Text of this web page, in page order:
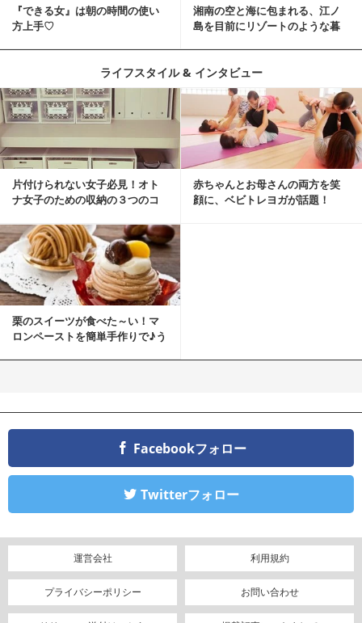
『できる女』は朝の時間の使い
方上手♡
湘南の空と海に包まれる、江ノ
島を目前にリゾートのような暮
ライフスタイル & インタビュー
片付けられない女子必見！オト
ナ女子のための収納の３つのコ
赤ちゃんとお母さんの両方を笑
顔に、ベビトレヨガが話題！
栗のスイーツが食べた～い！マ
ロンペーストを簡単手作りで♪う
Facebookフォロー
Twitterフォロー
運営会社 利用規約
プライバシーポリシー お問い合わせ